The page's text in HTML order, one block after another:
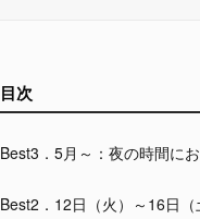
目次
Best3．5月～：夜の時間に
Best2．12日（火）～16日